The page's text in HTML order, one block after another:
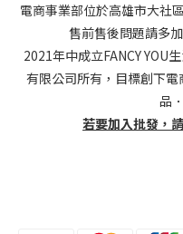
電商事業部位於高雄市大社
售前售後問題請多
2021年中成立FANCY YOU
有限公司所有，目標創下
品．
若要加入批發，